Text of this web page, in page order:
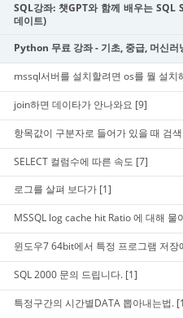
SQL강좌: 챗GPT와 함께 배우는
데이트)
Python 무료 강좌 - 기초, 중급, 머신
mssql서버를 설치할려면 os를 뭘 설치
join하면 데이타가 안나와요 [9]
항목값이 구분자로 들어가 있을 때 검색
SELECT 컬럼수에 따른 속도 [7]
로그를 살펴 보다가 [1]
MSSQL log cache hit Ratio 에 대해 물
윈도우7 64bit에서 특정 프로그램 저장
SQL 2000 문의 드립니다. [1]
특정구간의 시간별DATA 뽑아내는법.